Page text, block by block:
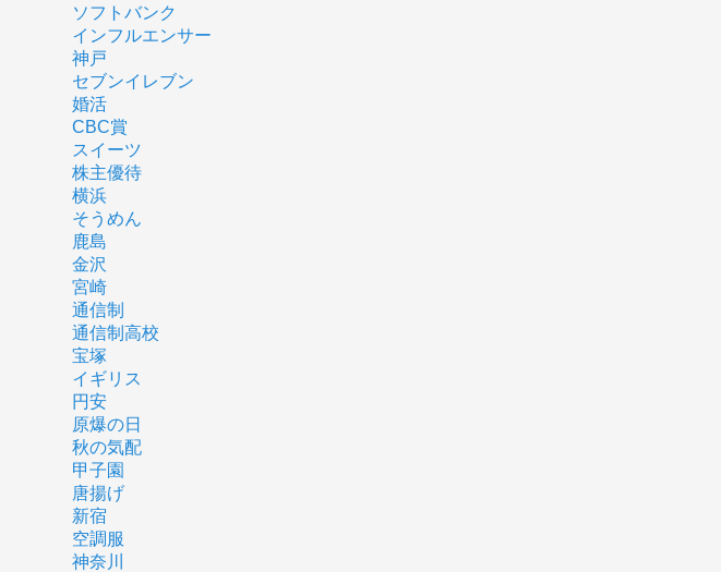
ソフトバンク
インフルエンサー
神戸
セブンイレブン
婚活
CBC賞
スイーツ
株主優待
横浜
そうめん
鹿島
金沢
宮崎
通信制
通信制高校
宝塚
イギリス
円安
原爆の日
秋の気配
甲子園
唐揚げ
新宿
空調服
神奈川